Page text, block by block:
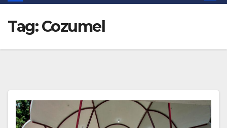
Tag:Cozumel